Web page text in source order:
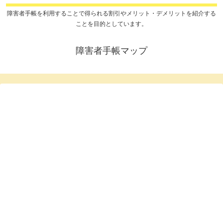
障害者手帳を利用することで得られる割引やメリット・デメリットを紹介する
ことを目的としています。
障害者手帳マップ